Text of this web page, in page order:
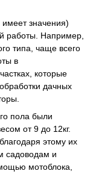
значения)
работы. Например,
типа, чаще всего
в
которые
дачных
пола были
от 9 до 12кг.
этому их
садоводам и
мотоблока,